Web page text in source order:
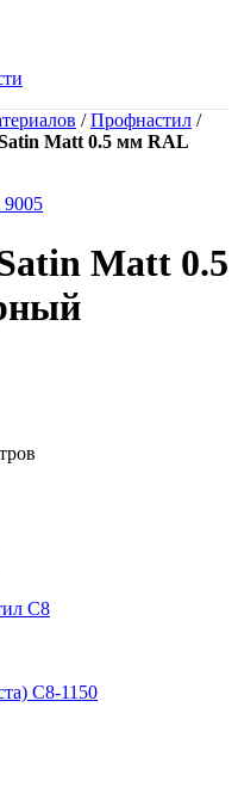
/Профнастил /
Matt 0.5 мм RAL
Matt 0.5
С8
С8-1150